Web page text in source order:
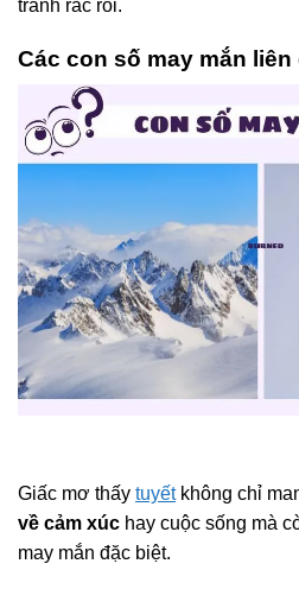
tránh rắc rối.
Các con số may mắn
Giấc mơ thấy tuyếtkhông chỉ
về cảm xúc hay cuộc sống mà
may mắn đặc biệt.